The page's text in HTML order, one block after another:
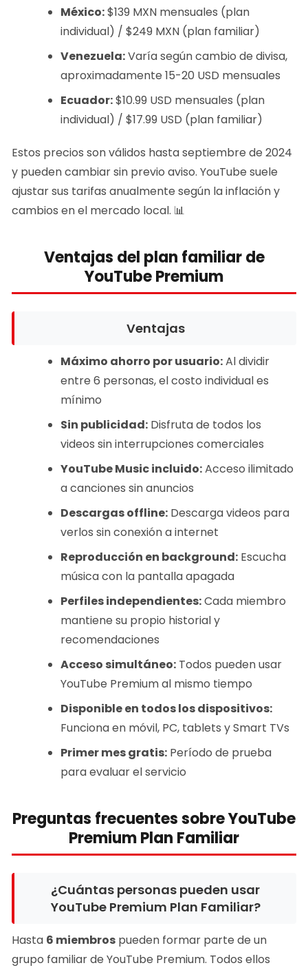
México:$139 MXN mensuales (plan
individual) / $249 MXN (plan familiar)
Venezuela:Varía según cambio de divisa,
aproximadamente 15-20 USD mensuales
Ecuador:$10.99 USD mensuales (plan
individual) / $17.99 USD (plan familiar)
Estos precios son válidos hasta septiembre de 2024
y pueden cambiar sin previo aviso. YouTube suele
ajustar sus tarifas anualmente según la inflación y
cambios en el mercado local. 📊
Ventajas del plan familiar de
YouTube Premium
Ventajas
Máximo ahorro por usuario:Al dividir
entre 6 personas, el costo individual es
mínimo
Sin publicidad: Disfruta de todos los
videos sin interrupciones comerciales
YouTube Music incluido:Acceso ilimitado
a canciones sin anuncios
Descargas offline: Descarga videos para
verlos sin conexión a internet
Reproducción en background: Escucha
música con la pantalla apagada
Perfiles independientes:Cada miembro
mantiene su propio historial y
recomendaciones
Acceso simultáneo: Todos pueden usar
YouTube Premium al mismo tiempo
Disponible en todos los dispositivos:
Funciona en móvil, PC, tablets y Smart TVs
Primer mes gratis: Período de prueba
para evaluar el servicio
Preguntas frecuentes sobre YouTube
Premium Plan Familiar
¿Cuántas personas pueden usar
YouTube Premium Plan Familiar?
Hasta 6 miembros pueden formar parte de un
grupo familiar de YouTube Premium. Todos ellos